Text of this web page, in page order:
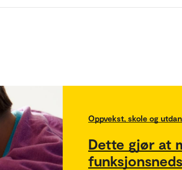
Oppvekst, skole og
Dette gjør at